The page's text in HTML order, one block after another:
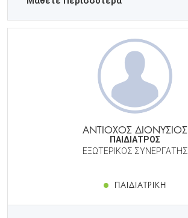
ΑΝΤΙΟΧΟΣ ΔΙΟΝΥΣΙΟΣ
ΠΑΙΔΙΑΤΡΟΣ
ΕΞΩΤΕΡΙΚΟΣ ΣΥΝΕΡΓΑΤΗΣ
ΠΑΙΔΙΑΤΡΙΚΉ